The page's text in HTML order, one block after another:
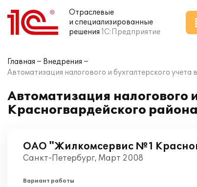
Отраслевые
и специализированные
решения 1С:Предприятие
Главная
Внедрения
Автоматизация налогового и бухгалтерского
Автоматизация
Красногвардейского
ОАО "Жилкомсервис №1
Санкт-Петербург, Март 2008
Вариант работы